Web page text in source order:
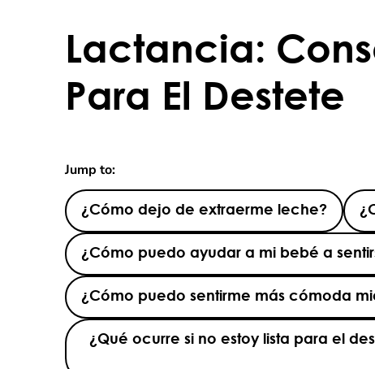
Lactancia:
Para El Destete
Jump to:
¿Cómo dejo de extraerme leche?
¿Cómo puedo ayudar a mi bebé a
¿Cómo puedo sentirme más cómoda
¿Qué ocurre si no estoy lista para el